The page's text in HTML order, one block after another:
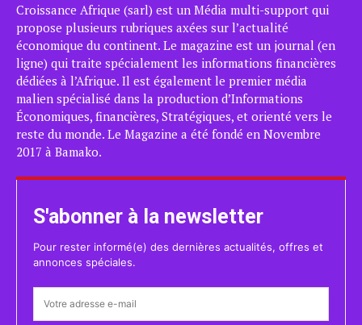
Croissance Afrique (sarl) est un Média multi-support qui
propose plusieurs rubriques axées sur l’actualité
économique du continent. Le magazine est un journal (en
ligne) qui traite spécialement les informations financières
dédiées à l’Afrique. Il est également le premier média
malien spécialisé dans la production d’Informations
Économiques, financières, Stratégiques, et orienté vers le
reste du monde. Le Magazine a été fondé en Novembre
2017 à Bamako.
S'abonner à la newsletter
Pour rester informé(e) des dernières actualités, offres et
annonces spéciales.